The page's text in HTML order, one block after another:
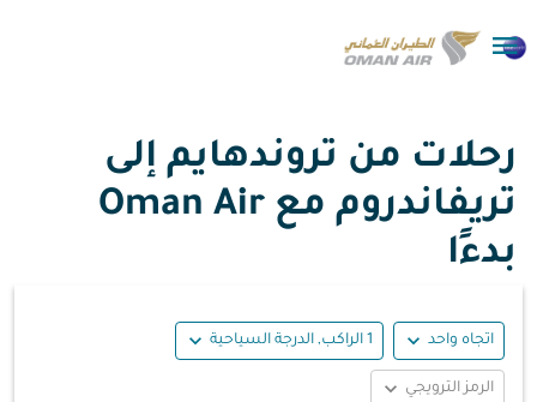

رحلات من تروندهايم إلى
تريفاندروم مع Oman Air
بدءًا
اتجاه واحد expand_more 1 الراكب, الدرجة السياحية expand_more
الرمز الترويجي expand_more